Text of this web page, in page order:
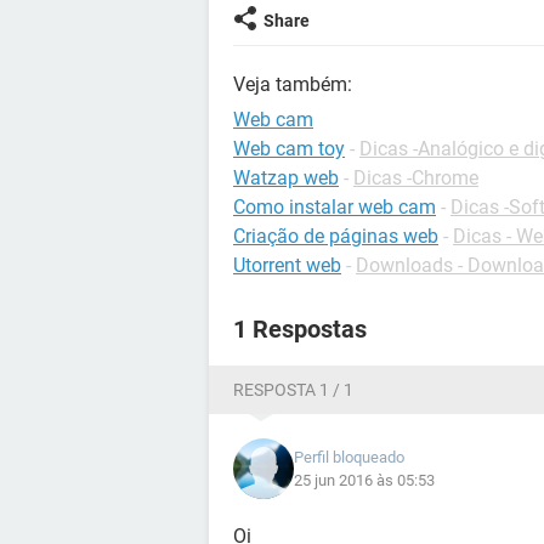
Share
Veja também:
Web cam
Web cam toy - Dicas -Analógico e
Watzap web - Dicas -Chrome
Como instalar web cam - Dicas -
Criação de páginas web - Dicas -
Utorrent web - Downloads -
1 Respostas
RESPOSTA 1 / 1
Perfil bloqueado
25 jun 2016 às 05:53
Oi